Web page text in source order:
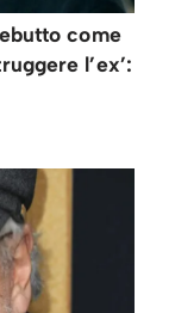
come
l’ex’: